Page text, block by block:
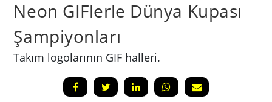
Neon GIFlerle Dünya Kupası
Şampiyonları
Takım logolarının GIF halleri.